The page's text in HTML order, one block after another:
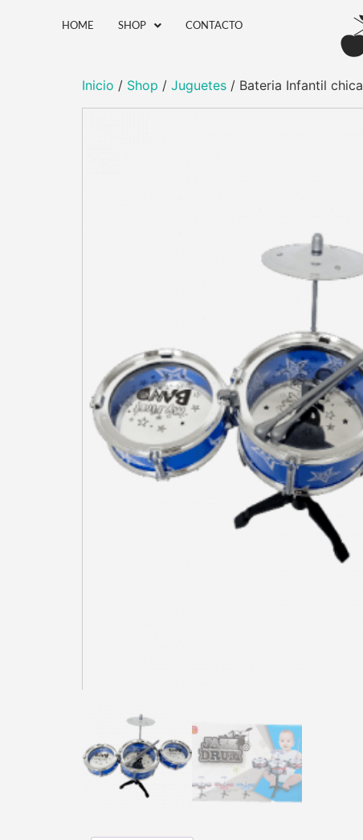
HOME SHOP CONTACTO
Inicio / Shop / Juguetes / Bateria Infantil chica